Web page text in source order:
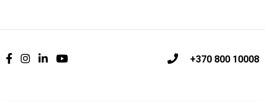
+370 800 10008